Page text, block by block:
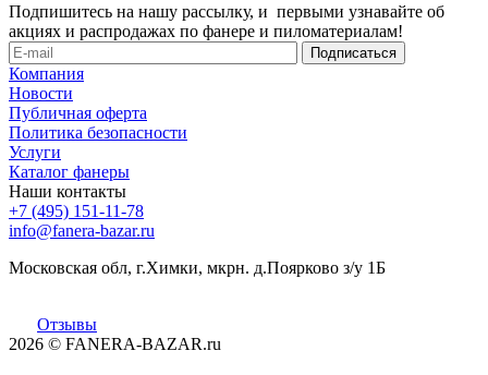
Подпишитесь на нашу рассылку, и первыми узнавайте об
акциях и распродажах по фанере и пиломатериалам!
Компания
Новости
Публичная оферта
Политика безопасности
Услуги
Каталог фанеры
Наши контакты
+7 (495) 151-11-78
info@fanera-bazar.ru
Московская обл, г.Химки, мкрн. д.Поярково з/у 1Б
Отзывы
2026 © FANERA-BAZAR.ru